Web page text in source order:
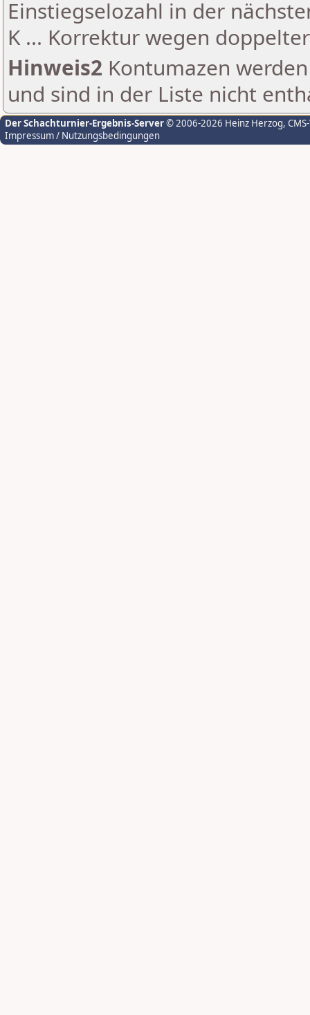
Einstiegselozahl in der
K ... Korrektur wegen
Hinweis2 Kontumazen
und sind in der Liste nicht
Der Schachturnier-Ergebnis-Server© 2006-2026 Heinz Herzog,
Impressum / Nutzungsbedingungen